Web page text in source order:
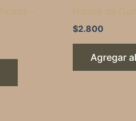
$2.800
Agregar